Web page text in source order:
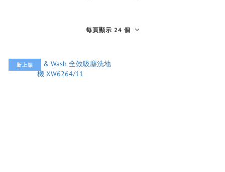
每頁顯示 24 個
新上架